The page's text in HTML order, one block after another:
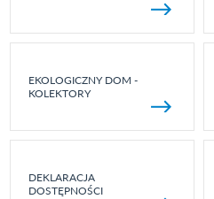
EKOLOGICZNY DOM -
KOLEKTORY
DEKLARACJA
DOSTĘPNOŚCI